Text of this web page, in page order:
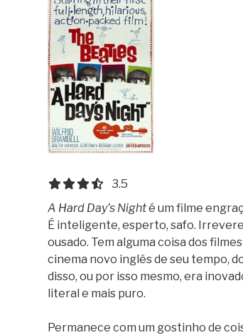
3.5 out of 5.0 stars
3.5
A Hard Day’s Nighté um filme
É inteligente, esperto, safo.
ousado. Tem alguma coisa dos
cinema novo inglês de seu tempo,
disso, ou por isso mesmo, era
literal e mais puro.
Permanece com um gostinho de